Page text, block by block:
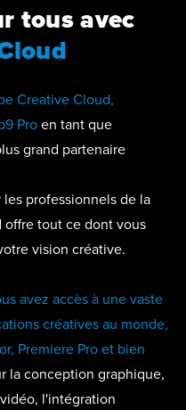
tous avec
Creative Cloud,
Proen tant que
grand partenaire
professionnels de la
tout ce dont vous
vision créative.
avez accès à une vaste
créatives au monde,
Premiere Pro et bien
la conception graphique,
l'intégration